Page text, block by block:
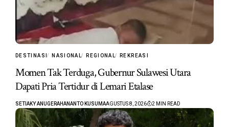
DESTINASI NASIONAL REGIONAL REKREASI
Momen Tak Terduga, Gubernur Sulawesi Utara
Dapati Pria Tertidur di Lemari Etalase
SETIAKY ANUGERAHANANTO KUSUMAAGUSTUS 8, 2026 2 MIN READ